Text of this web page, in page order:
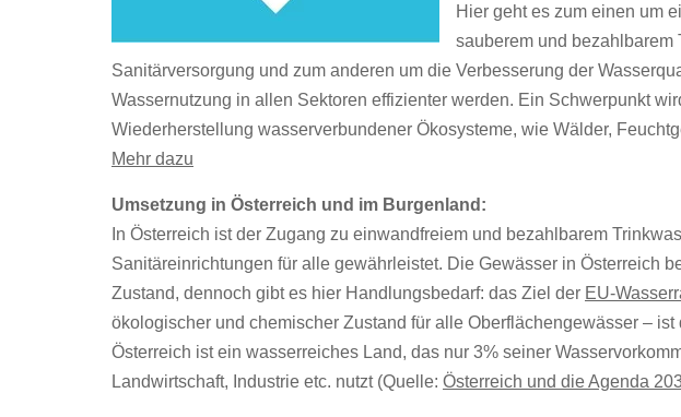
Hier geht es zum einen um
sauberem und bezahlbarem
Sanitärversorgung und zum anderen um die Verbesserung der
Wassernutzung in allen Sektoren effizienter werden. Ein Schwerpunkt
Wiederherstellung wasserverbundener Ökosysteme, wie Wälder,
Mehr dazu
Umsetzung in Österreich und im Burgenland:
In Österreich ist der Zugang zu einwandfreiem und bezahlbarem
Sanitäreinrichtungen für alle gewährleistet. Die Gewässer in Österreich
Zustand, dennoch gibt es hier Handlungsbedarf: das Ziel der EU-
ökologischer und chemischer Zustand für alle Oberflächengewässer – ist
Österreich ist ein wasserreiches Land, das nur 3% seiner
Landwirtschaft, Industrie etc. nutzt (Quelle: Österreich und die Agenda